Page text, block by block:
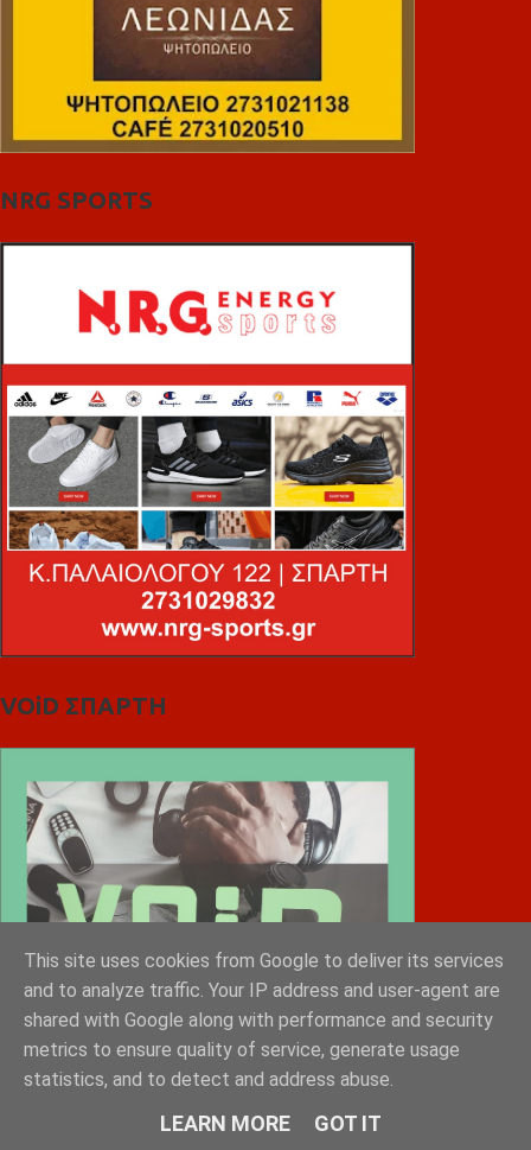
NRG SPORTS
VOiD ΣΠΑΡΤΗ
This site uses cookies from Google to deliver its services
and to analyze traffic. Your IP address and user-agent are
shared with Google along with performance and security
metrics to ensure quality of service, generate usage
statistics, and to detect and address abuse.
LEARN MORE GOT IT